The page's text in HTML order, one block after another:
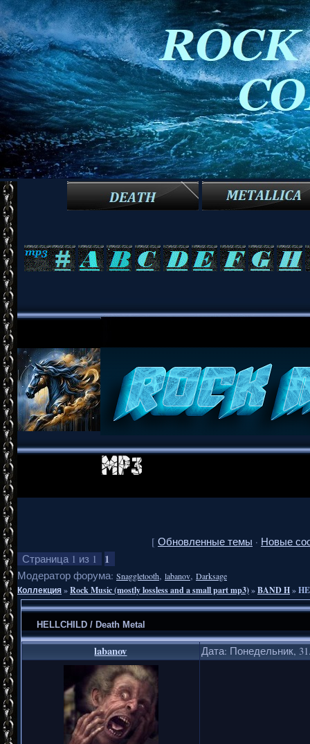
[ Обновленные темы · Новые
Страница 1 из 1 1
Модератор форума: Snaggletooth, labanov, Darksage
Коллекция»Rock Music (mostly lossless and a small part mp3)»BAND H»
HELLCHILD / Death Metal
labanov Дата: Понедельник,